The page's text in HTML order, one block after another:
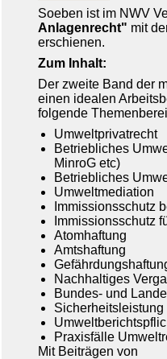
Soeben ist im NWV
Anlagenrecht" mit
erschienen.
Zum Inhalt:
Der zweite Band der
einen idealen
folgende
Umweltprivatrecht
Betriebliches
MinroG etc)
Betriebliches
Umweltmediation
Immissionsschutz
Immissionsschutz
Atomhaftung
Amtshaftung
Nachhaltiges
Bundes- und
Praxisfälle
Mit Beiträgen von